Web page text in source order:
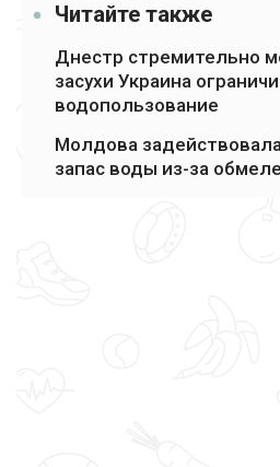
Читайте также
Днестр стремительно
засухи Украина
водопользование
Молдова
запас воды из-за